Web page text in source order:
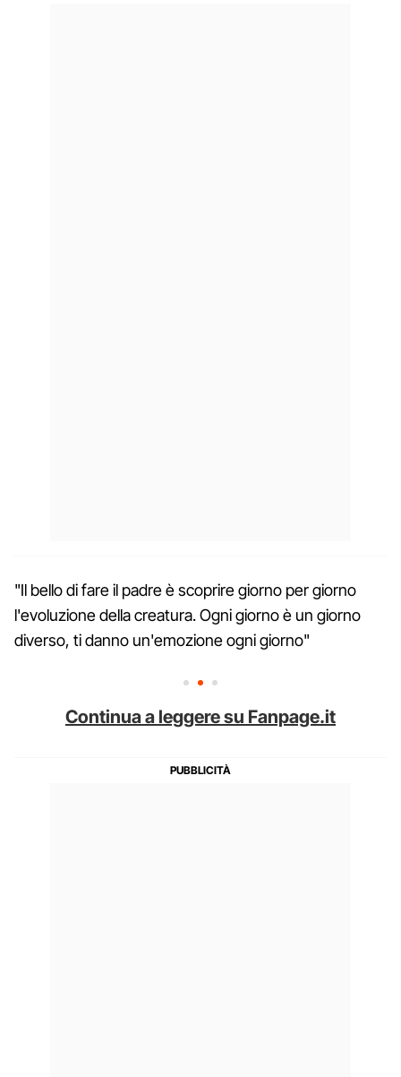
"Il bello di fare il padre è scoprire giorno per giorno
l'evoluzione della creatura. Ogni giorno è un giorno
diverso, ti danno un'emozione ogni giorno"
Continua a leggere su Fanpage.it